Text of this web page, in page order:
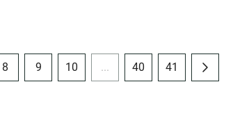
8 9 10 ... 40 41